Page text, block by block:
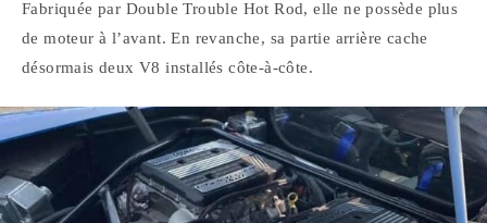
Fabriquée par Double Trouble Hot Rod, elle ne possède plus
de moteur à l’avant. En revanche, sa partie arrière cache
désormais deux V8 installés côte-à-côte.